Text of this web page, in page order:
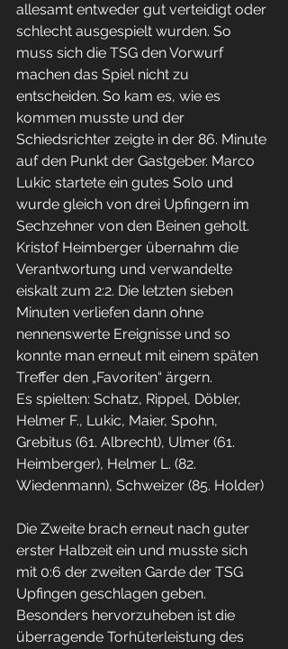
allesamt entweder gut verteidigt oder
schlecht ausgespielt wurden. So
muss sich die TSG den Vorwurf
machen das Spiel nicht zu
entscheiden. So kam es, wie es
kommen musste und der
Schiedsrichter zeigte in der 86. Minute
auf den Punkt der Gastgeber. Marco
Lukic startete ein gutes Solo und
wurde gleich von drei Upfingern im
Sechzehner von den Beinen geholt.
Kristof Heimberger übernahm die
Verantwortung und verwandelte
eiskalt zum 2:2. Die letzten sieben
Minuten verliefen dann ohne
nennenswerte Ereignisse und so
konnte man erneut mit einem späten
Treffer den „Favoriten“ ärgern.
Es spielten: Schatz, Rippel, Döbler,
Helmer F., Lukic, Maier, Spohn,
Grebitus (61. Albrecht), Ulmer (61.
Heimberger), Helmer L. (82.
Wiedenmann), Schweizer (85. Holder)
Die Zweite brach erneut nach guter
erster Halbzeit ein und musste sich
mit 0:6 der zweiten Garde der TSG
Upfingen geschlagen geben.
Besonders hervorzuheben ist die
überragende Torhüterleistung des